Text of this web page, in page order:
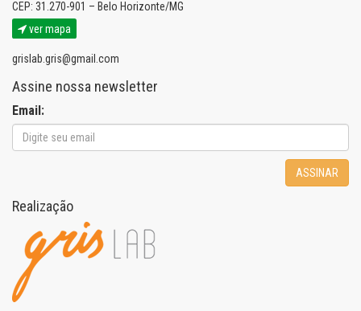
CEP: 31.270-901 – Belo Horizonte/MG
ver mapa
grislab.gris@gmail.com
Assine nossa newsletter
Email:
ASSINAR
Realização